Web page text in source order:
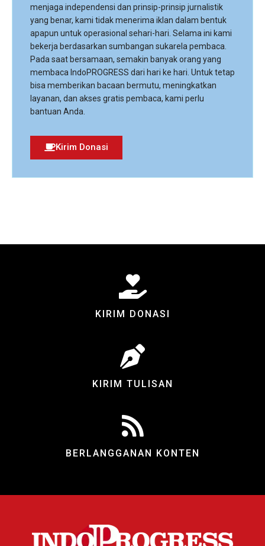
menjaga independensi dan prinsip-prinsip jurnalistik
yang benar, kami tidak menerima iklan dalam bentuk
apapun untuk operasional sehari-hari. Selama ini kami
bekerja berdasarkan sumbangan sukarela pembaca.
Pada saat bersamaan, semakin banyak orang yang
membaca IndoPROGRESS dari hari ke hari. Untuk tetap
bisa memberikan bacaan bermutu, meningkatkan
layanan, dan akses gratis pembaca, kami perlu
bantuan Anda.
Kirim Donasi
KIRIM DONASI
KIRIM TULISAN
BERLANGGANAN KONTEN